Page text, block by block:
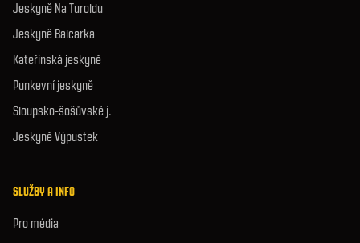
Jeskyně Na Turoldu
Jeskyně Balcarka
Kateřinská jeskyně
Punkevní jeskyně
Sloupsko-šošůvské j.
Jeskyně Výpustek
SLUŽBY A INFO
Pro média